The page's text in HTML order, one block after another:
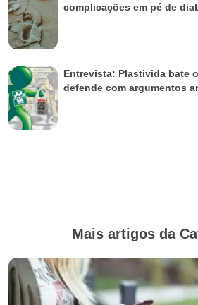
complicações em pé de
Entrevista: Plastivida bate
defende com argumentos
Mais artigos da